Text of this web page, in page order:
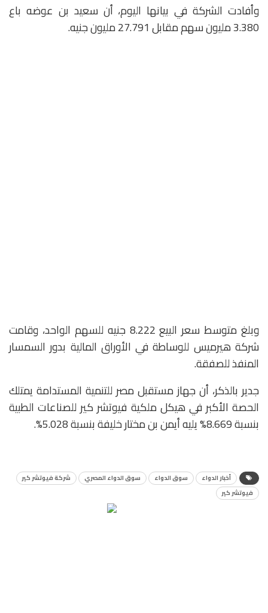
وأفادت الشركة في بيانها اليوم، أن سعيد بن عوضه باع
3.380 مليون سهم مقابل 27.791 مليون جنيه.
وبلغ متوسط سعر البيع 8.222 جنيه للسهم الواحد، وقامت
شركة هيرميس للوساطة في الأوراق المالية بدور السمسار
المنفذ للصفقة.
جدير بالذكر، أن جهاز مستقبل مصر للتنمية المستدامة يمتلك
الحصة الأكبر في هيكل ملكية فيوتشر كير للصناعات الطبية
بنسبة 8.669% يليه أيمن بن مختار خليفة بنسبة 5.028%.
أخبار الدواء سوق الدواء سوق الدواء المصري
شركة فيوتشر كير
فيوتشر كير